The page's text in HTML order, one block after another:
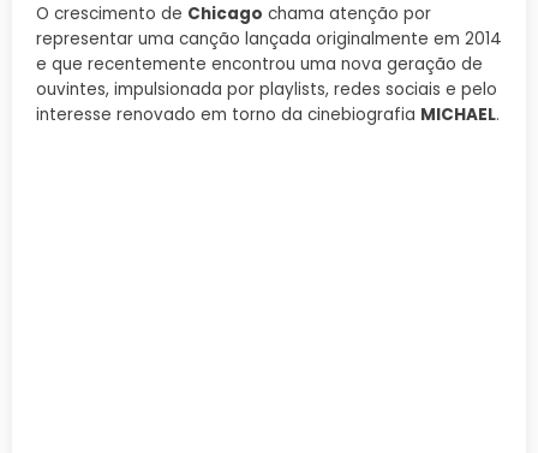
O crescimento de Chicago chama atenção por
representar uma canção lançada originalmente em 2014
e que recentemente encontrou uma nova geração de
ouvintes, impulsionada por playlists, redes sociais e pelo
interesse renovado em torno da cinebiografia MICHAEL.